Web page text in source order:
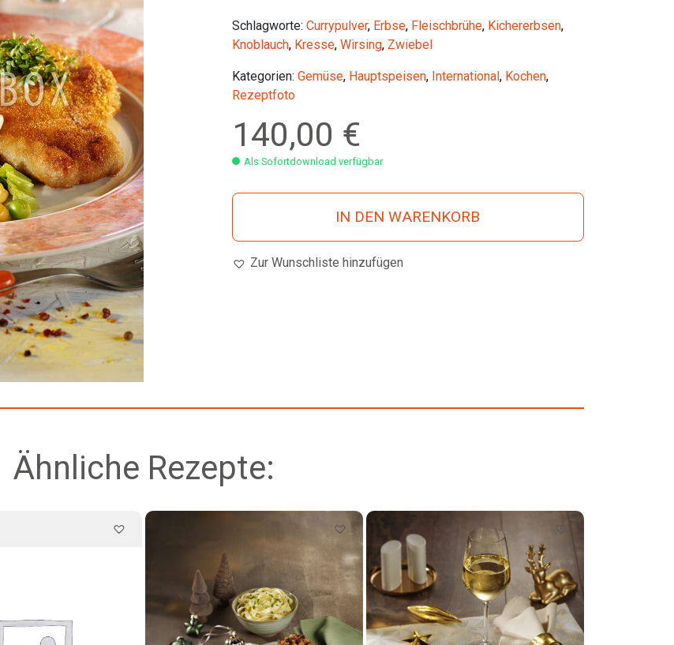
Schlagworte: Currypulver, Erbse, Fleischbrühe, Kichererbsen,
Knoblauch, Kresse, Wirsing, Zwiebel
Kategorien: Gemüse, Hauptspeisen, International , Kochen,
Rezeptfoto
140,00 €
Als Sofortdownload verfügbar
IN DEN WARENKORB
Zur Wunschliste hinzufügen
Ähnliche Rezepte: